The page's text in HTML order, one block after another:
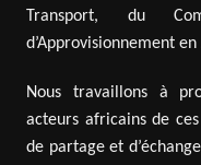
Transport, du
d’Approvisionnement
Nous travaillons à
acteurs africains de
de partage et